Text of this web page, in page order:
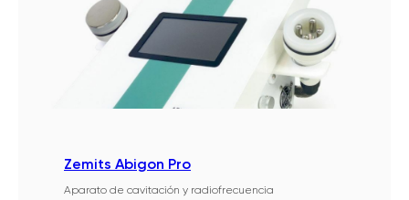
Zemits Abigon Pro
Aparato de cavitación y radiofrecuencia